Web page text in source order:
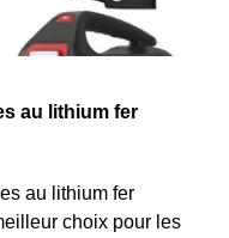
au lithium fer
au lithium fer
choix pour les